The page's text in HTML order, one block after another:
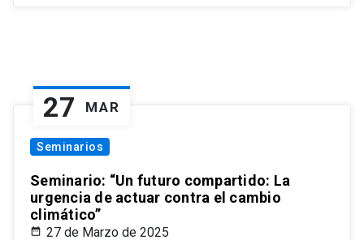
27 MAR
Seminarios
Seminario: “Un futuro compartido: La
urgencia de actuar contra el cambio
climático”
27 de Marzo de 2025